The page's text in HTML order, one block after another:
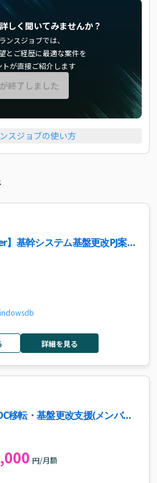
しく聞いてみませんか？
ンスジョブでは、
とご経歴に最適な案件を
トが直接ご紹介します
終了しました
スジョブの使い方
】基幹システム基盤更改PJ案
db
詳細を見る
移転・基盤更改支援(メンバー)
円/月額